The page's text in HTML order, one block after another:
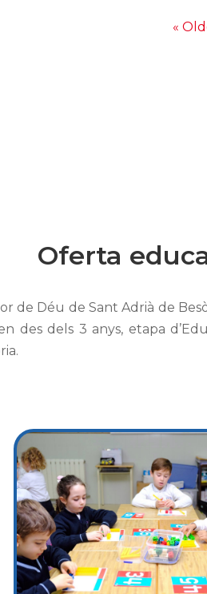
«
Oferta
de Déu de Sant Adrià de
des dels 3 anys, etapa